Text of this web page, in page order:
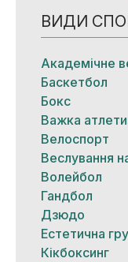
ВИДИ
Академічне
Баскетбол
Бокс
Важка
Велоспорт
Веслування
Волейбол
Гандбол
Дзюдо
Естетична
Кікбоксинг